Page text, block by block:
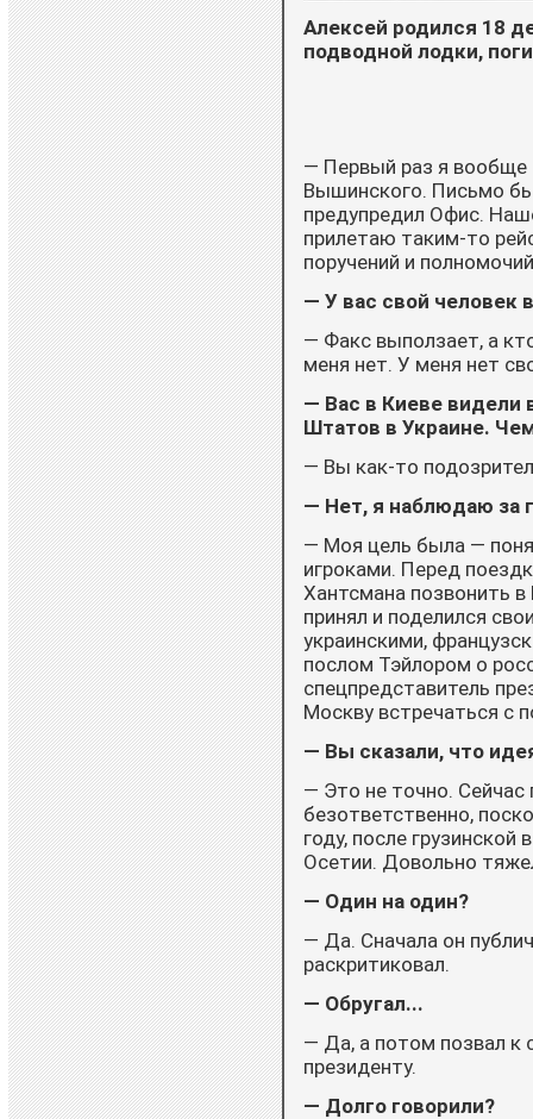
Алексей родился 18
подводной лодки,
— Первый раз я вообще
Вышинского. Письмо
предупредил Офис.
прилетаю таким-то
поручений и
— У вас свой человек
— Факс выползает, а
меня нет. У меня нет
— Вас в Киеве
Штатов в Ук­раине.
— Вы как-то
— Нет, я наблюдаю за
— Моя цель была —
игроками. Перед
Хантсмана позвонить в
принял и поделился
украинскими,
послом Тэйлором о
спецпредставитель
Москву встречаться с
— Вы сказали, что
— Это не точно.
безответственно,
году, после
Осетии. Довольно
— Один на один?
— Да. Сначала он
раскритиковал.
— Обругал...
— Да, а потом позвал к
президенту.
— Долго говорили?